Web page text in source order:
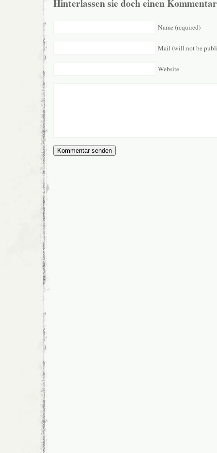
Hinterlassen sie doch einen
Name (required)
Mail (will not be
Website